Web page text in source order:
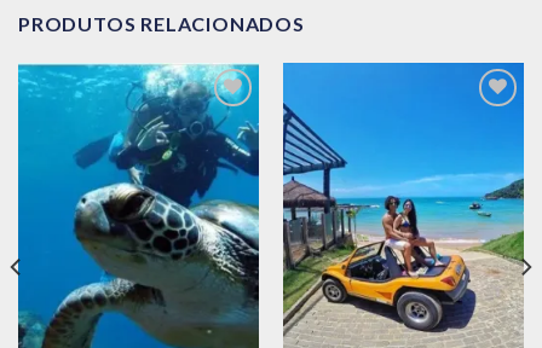
PRODUTOS RELACIONADOS
Adicionar
aos meus
desejos
aos meus
desejos